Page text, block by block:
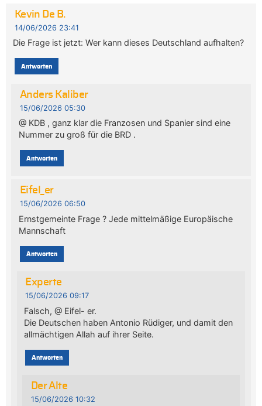
Kevin De B.
14/06/2026 23:41
Die Frage ist jetzt: Wer kann dieses Deutschland aufhalten?
Antworten
Anders Kaliber
15/06/2026 05:30
@ KDB , ganz klar die Franzosen und Spanier sind eine
Nummer zu groß für die BRD .
Antworten
Eifel_er
15/06/2026 06:50
Ernstgemeinte Frage ? Jede mittelmäßige Europäische
Mannschaft
Antworten
Experte
15/06/2026 09:17
Falsch, @ Eifel- er.
Die Deutschen haben Antonio Rüdiger, und damit den
allmächtigen Allah auf ihrer Seite.
Antworten
Der Alte
15/06/2026 10:32